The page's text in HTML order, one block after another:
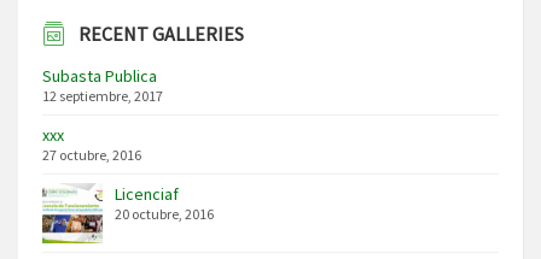
RECENT GALLERIES
Subasta Publica
12 septiembre, 2017
xxx
27 octubre, 2016
Licenciaf
20 octubre, 2016